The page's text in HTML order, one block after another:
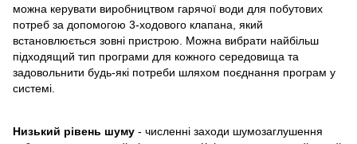
можна керувати виробництвом гарячої води для побутових
потреб за допомогою 3-ходового клапана, який
встановлюється зовні пристрою. Можна вибрати найбільш
підходящий тип програми для кожного середовища та
задовольнити будь-які потреби шляхом поєднання програм у
системі.
Низький рівень шуму - численні заходи шумозаглушення